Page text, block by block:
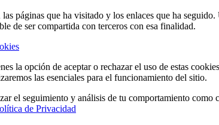
páginas que ha visitado y los enlaces que ha
de ser compartida con terceros con esa finalidad.
la opción de aceptar o rechazar el uso de estas
las esenciales para el funcionamiento del sitio.
el seguimiento y análisis de tu comportamiento como
de Privacidad